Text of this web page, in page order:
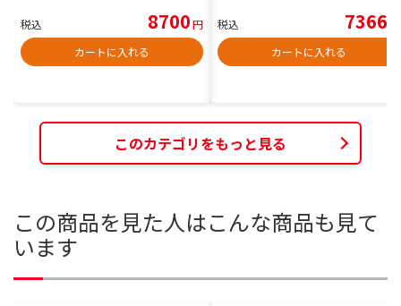
税込 8700円
カートに入れる
税込 7366
カートに入れる
このカテゴリをもっと見る
この商品を見た人はこんな商品も見て
います